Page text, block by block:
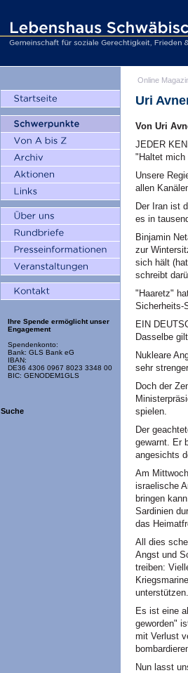
Ihre Spende ermöglicht unser
Engagement
Spendenkonto:
Bank: GLS Bank eG
IBAN:
DE36 4306 0967 8023 3348 00
BIC: GENODEM1GLS
Suche
Online
Uri
Von Uri
JEDER
"Haltet mich
Unsere
allen
Der Iran ist
es in
Binjamin
zur
sich hält
schreibt
"Haaretz"
Sicherheits-
EIN
Dasselbe
Nukleare
sehr
Doch der
spielen.
Der
gewarnt. Er
angesichts
Am
israelische
bringen
Sardinien
das
All dies
Angst und
treiben:
Es ist eine
geworden"
mit Verlust
Nun lasst